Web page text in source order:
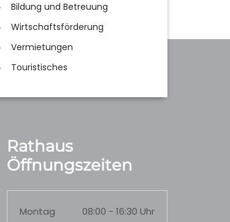
Bildung und Betreuung
Wirtschaftsförderung
Vermietungen
Touristisches
Rathaus
Öffnungszeiten
Montag 08:00 - 16:30 Uhr